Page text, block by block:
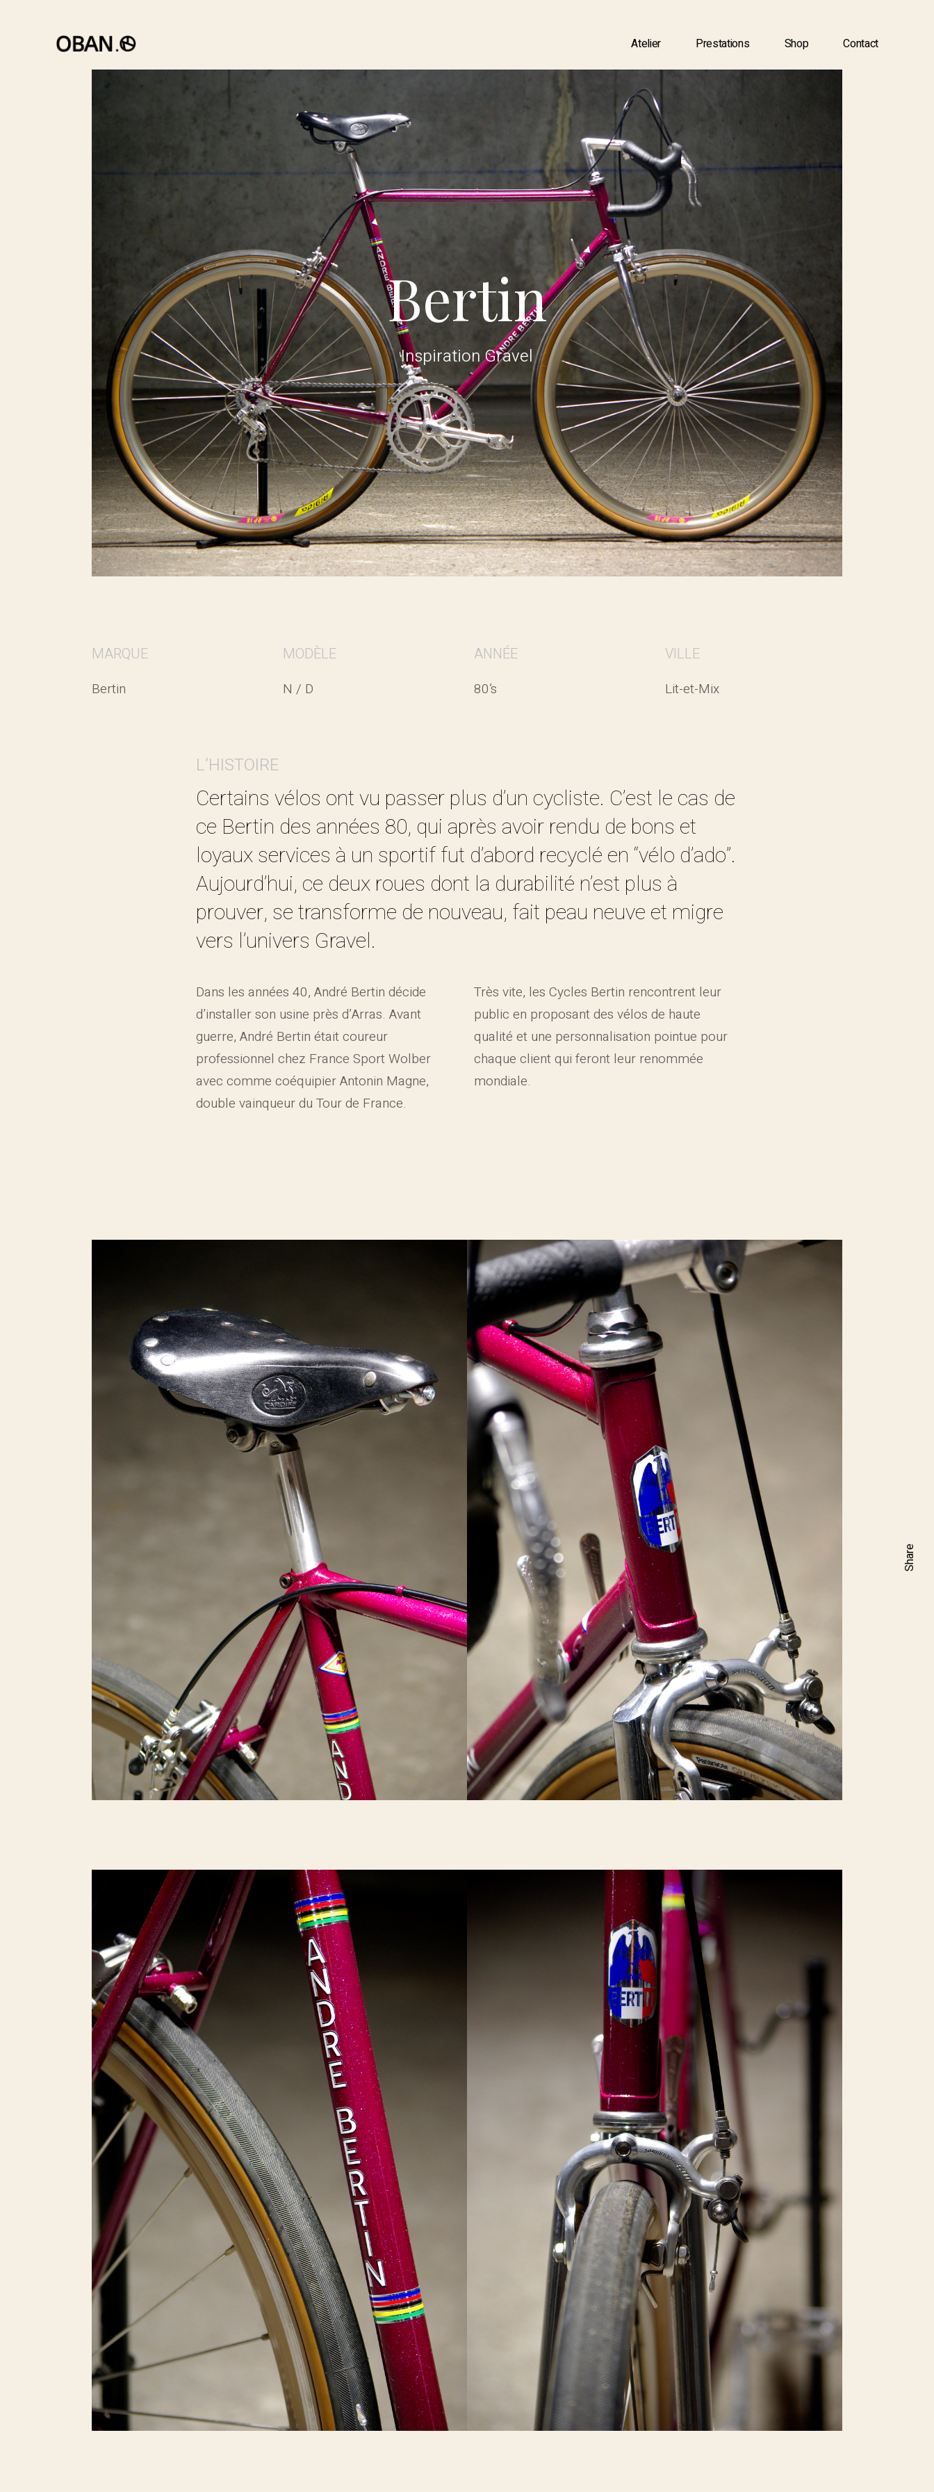
Atelier
Prestations
Shop
Contact
Bertin
Inspiration Gravel
MARQUE
Bertin
MODÈLE
N / D
ANNÉE
80’s
VILLE
Lit-et-Mix
L’HISTOIRE
Certains vélos ont vu passer plus d’un cycliste. C’est le cas de
ce Bertin des années 80, qui après avoir rendu de bons et
loyaux services à un sportif fut d’abord recyclé en “vélo d’ado”.
Aujourd’hui, ce deux roues dont la durabilité n’est plus à
prouver, se transforme de nouveau, fait peau neuve et migre
vers l’univers Gravel.
Dans les années 40, André Bertin décide
d’installer son usine près d’Arras. Avant
guerre, André Bertin était coureur
professionnel chez France Sport Wolber
avec comme coéquipier Antonin Magne,
double vainqueur du Tour de France.
Très vite, les Cycles Bertin rencontrent leur
public en proposant des vélos de haute
qualité et une personnalisation pointue pour
chaque client qui feront leur renommée
mondiale.
Share